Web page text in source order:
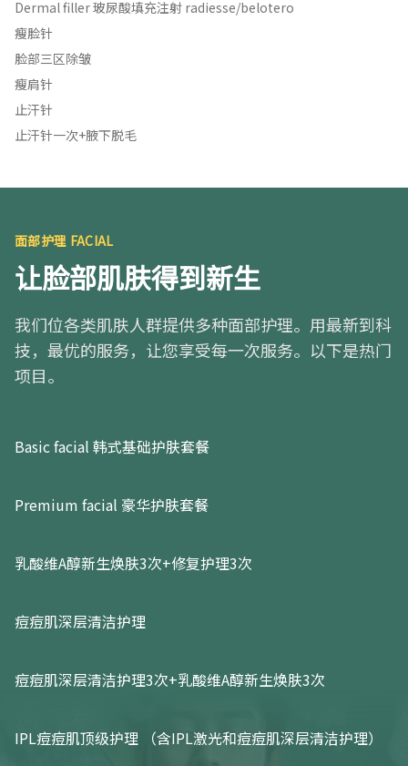
Dermal filler 玻尿酸填充注射 radiesse/belotero
瘦脸针
脸部三区除皱
瘦肩针
止汗针
止汗针一次+腋下脱毛
面部护理 FACIAL
让脸部肌肤得到新生
我们位各类肌肤人群提供多种面部护理。用最新到科
技，最优的服务，让您享受每一次服务。以下是热门
项目。
Basic facial 韩式基础护肤套餐
Premium facial 豪华护肤套餐
乳酸维A醇新生焕肤3次+修复护理3次
痘痘肌深层清洁护理
痘痘肌深层清洁护理3次+乳酸维A醇新生焕肤3次
IPL痘痘肌顶级护理 （含IPL激光和痘痘肌深层清洁护理）